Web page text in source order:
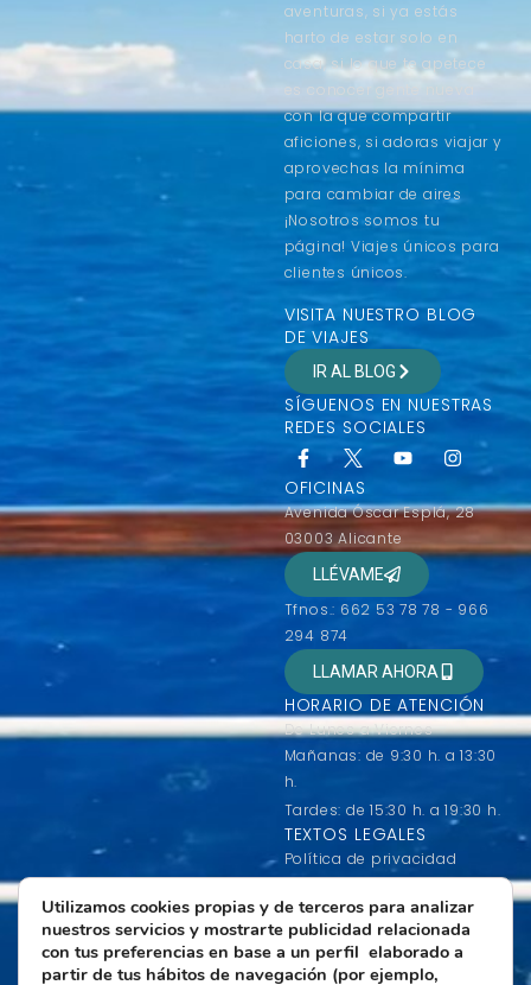
aventuras, si ya estás
harto de estar solo en
casa, si lo que te apetece
es conocer gente nueva
con la que compartir
aficiones, si adoras viajar y
aprovechas la mínima
para cambiar de aires
¡Nosotros somos tu
página! Viajes únicos para
clientes únicos.
VISITA NUESTRO BLOG
DE VIAJES
IR AL BLOG
SÍGUENOS EN NUESTRAS
REDES SOCIALES
OFICINAS
Avenida Óscar Esplá, 28
03003 Alicante
LLÉVAME
Tfnos.: 662 53 78 78 - 966
294 874
LLAMAR AHORA
HORARIO DE ATENCIÓN
De Lunes a Viernes
Mañanas: de 9:30 h. a 13:30
h.
Tardes: de 15:30 h. a 19:30 h.
TEXTOS LEGALES
Política de privacidad
contratación
Condiciones de uso
Política de Cookies
Utilizamos cookies propias y de terceros para analizar
nuestros servicios y mostrarte publicidad relacionada
con tus preferencias en base a un perfil elaborado a
partir de tus hábitos de navegación (por ejemplo,